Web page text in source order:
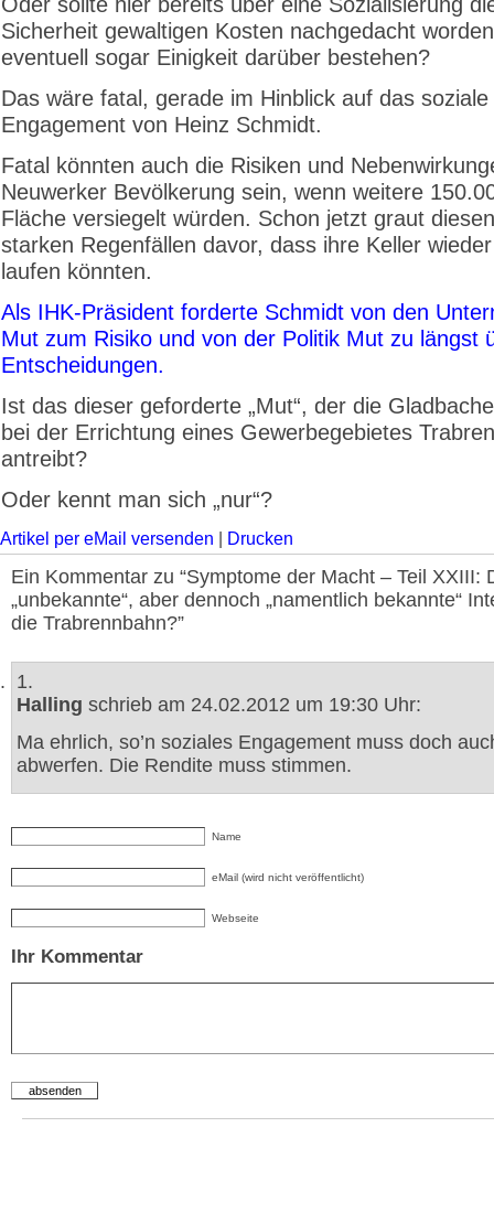
Sicherheit gewaltigen Kosten nachgedacht
eventuell sogar Einigkeit darüber bestehen?
Das wäre fatal, gerade im Hinblick auf das soziale
Engagement von Heinz Schmidt.
Fatal könnten auch die Risiken und
Neuwerker Bevölkerung sein, wenn weitere
Fläche versiegelt würden. Schon jetzt graut
starken Regenfällen davor, dass ihre Keller
laufen könnten.
Als IHK-Präsident forderte Schmidt von den
Mut zum Risiko und von der Politik Mut zu längst
Entscheidungen.
Ist das dieser geforderte „Mut“, der die
bei der Errichtung eines Gewerbegebietes
antreibt?
Oder kennt man sich „nur“?
Artikel per eMail versenden Drucken
Ein Kommentar zu “Symptome der Macht – Teil XXIII:
„unbekannte“, aber dennoch „namentlich bekannte“
die Trabrennbahn?”
1.
Halling schrieb am 24.02.2012 um 19:30 Uhr:
Ma ehrlich, so’n soziales Engagement muss doch
abwerfen. Die Rendite muss stimmen.
Name
eMail (wird nicht veröffentlicht)
Webseite
Ihr Kommentar